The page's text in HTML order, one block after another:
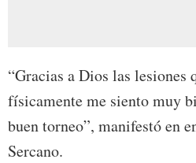
“Gracias a Dios las lesiones
físicamente me siento muy
buen torneo”, manifestó en
Sercano.